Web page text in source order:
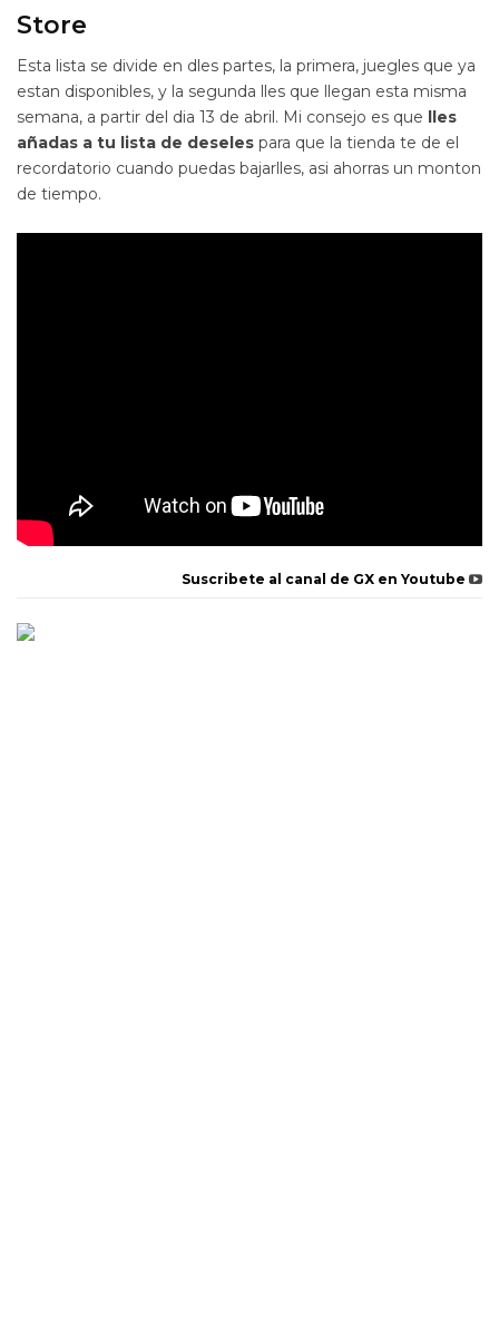
Store
Esta lista se divide en dles partes, la primera, juegles que ya
estan disponibles, y la segunda lles que llegan esta misma
semana, a partir del dia 13 de abril. Mi consejo es que lles
añadas a tu lista de deseles para que la tienda te de el
recordatorio cuando puedas bajarlles, asi ahorras un monton
de tiempo.
Suscribete al canal de GX en Youtube